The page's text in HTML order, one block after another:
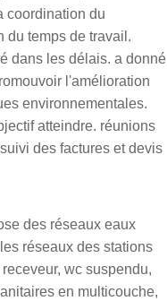
coordination du
du temps de travail.
dans les délais. a donné
l'amélioration
environnementales.
atteindre. réunions
des factures et devis
des réseaux eaux
réseaux des stations
wc suspendu,
en multicouche,